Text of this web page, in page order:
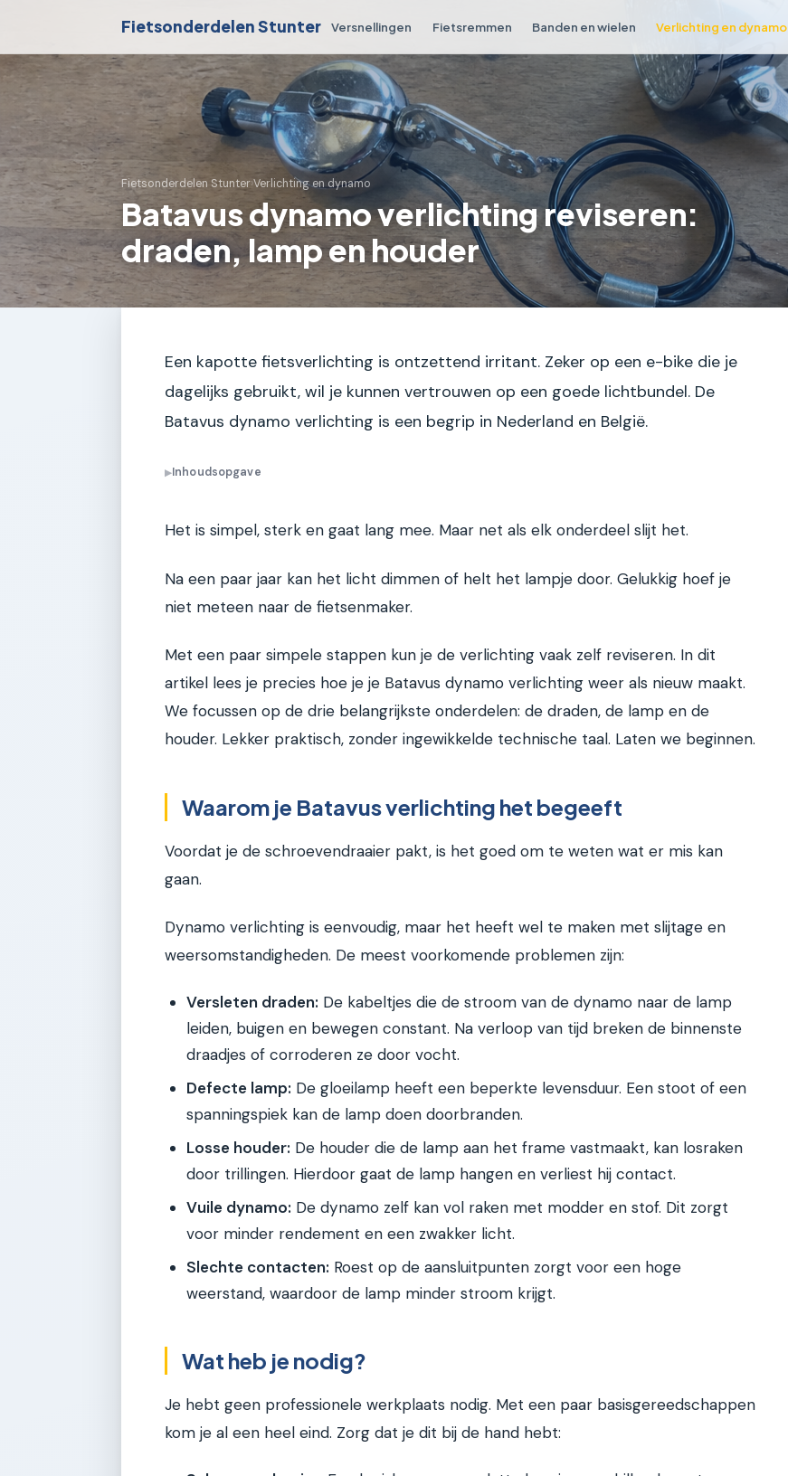
Fietsonderdelen Stunter Versnellingen Fietsremmen Banden en wielen Verlichting en dynamo
Fietsonderdelen Stunter›Verlichting en dynamo
Batavus dynamo verlichting reviseren:
draden, lamp en houder
Een kapotte fietsverlichting is ontzettend irritant. Zeker op een e-bike die je
dagelijks gebruikt, wil je kunnen vertrouwen op een goede lichtbundel. De
Batavus dynamo verlichting is een begrip in Nederland en België.
▶Inhoudsopgave
Het is simpel, sterk en gaat lang mee. Maar net als elk onderdeel slijt het.
Na een paar jaar kan het licht dimmen of helt het lampje door. Gelukkig hoef je
niet meteen naar de fietsenmaker.
Met een paar simpele stappen kun je de verlichting vaak zelf reviseren. In dit
artikel lees je precies hoe je je Batavus dynamo verlichting weer als nieuw maakt.
We focussen op de drie belangrijkste onderdelen: de draden, de lamp en de
houder. Lekker praktisch, zonder ingewikkelde technische taal. Laten we beginnen.
Waarom je Batavus verlichting het begeeft
Voordat je de schroevendraaier pakt, is het goed om te weten wat er mis kan
gaan.
Dynamo verlichting is eenvoudig, maar het heeft wel te maken met slijtage en
weersomstandigheden. De meest voorkomende problemen zijn:
Versleten draden: De kabeltjes die de stroom van de dynamo naar de lamp
leiden, buigen en bewegen constant. Na verloop van tijd breken de binnenste
draadjes of corroderen ze door vocht.
Defecte lamp: De gloeilamp heeft een beperkte levensduur. Een stoot of een
spanningspiek kan de lamp doen doorbranden.
Losse houder: De houder die de lamp aan het frame vastmaakt, kan losraken
door trillingen. Hierdoor gaat de lamp hangen en verliest hij contact.
Vuile dynamo: De dynamo zelf kan vol raken met modder en stof. Dit zorgt
voor minder rendement en een zwakker licht.
Slechte contacten: Roest op de aansluitpunten zorgt voor een hoge
weerstand, waardoor de lamp minder stroom krijgt.
Wat heb je nodig?
Je hebt geen professionele werkplaats nodig. Met een paar basisgereedschappen
kom je al een heel eind. Zorg dat je dit bij de hand hebt: